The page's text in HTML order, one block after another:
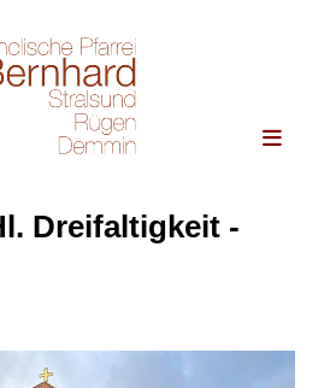
Dreifaltigkeit -